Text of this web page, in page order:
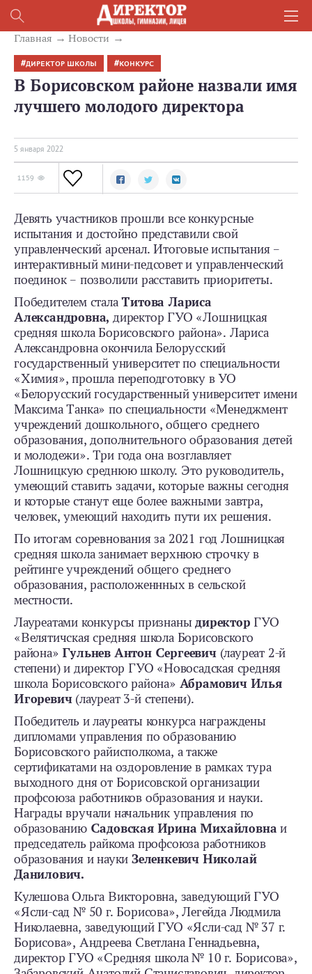
Главная Новости
ДИРЕКТОР ШКОЛЫ КОНКУРС
В Борисовском районе назвали имя
лучшего молодого директора
5 января 2022
1159
Девять участников прошли все конкурсные
испытания и достойно представили свой
управленческий арсенал. Итоговые испытания –
интерактивный мини-педсовет и управленческий
поединок – позволили расставить приоритеты.
Победителем сталаТитова Лариса
Александровна,директор ГУО «Лошницкая
средняя школа Борисовского района». Лариса
Александровна окончила Белорусский
государственный университет по специальности
«Химия», прошла переподготовку в УО
«Белорусский государственный университет имени
Максима Танка» по специальности «Менеджмент
учреждений дошкольного, общего среднего
образования, дополнительного образования детей
и молодежи». Три года она возглавляет
Лошницкую среднюю школу. Это руководитель,
умеющий ставить задачи, которые важны сегодня
и которые станут еще более важными завтра,
человек, умеющий находить пути их решения.
По итогам соревнования за 2021 год Лошницкая
средняя школа занимает верхнюю строчку в
рейтинге учреждений общего среднего
образования, расположеннных в сельской
местности.
Лауреатами конкурсы признаныдиректор ГУО
«Велятичская средняя школа Борисовского
района» Гульнев Антон Сергеевич (лауреат 2-й
степени) и директор ГУО «Новосадская средняя
школа Борисовского района» Абрамович Илья
Игоревич (лауреат 3-й степени).
Победитель и лауреаты конкурса награждены
дипломами управления по образованию
Борисовского райисполкома, а также
сертификатами на оздоровление в рамках тура
выходного дня от Борисовской организации
профсоюза работников образования и науки.
Награды вручали начальник управления по
образованию Садовская Ирина Михайловнаи
председатель райкома профсоюза работников
образования и наукиЗеленкевич Николай
Данилович.
Кулешова Ольга Викторовна, заведующий ГУО
«Ясли-сад № 50 г. Борисова», Легейда Людмила
Николаевна, заведующий ГУО «Ясли-сад № 37 г.
Борисова», Андреева Светлана Геннадьевна,
директор ГУО «Средняя школа № 10 г. Борисова»,